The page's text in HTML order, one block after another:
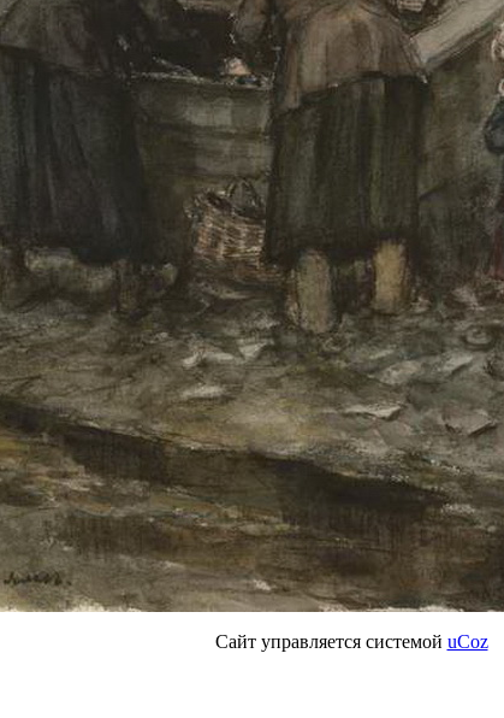
Сайт управляется системой uCoz